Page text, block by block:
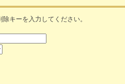
キーを入力してください。